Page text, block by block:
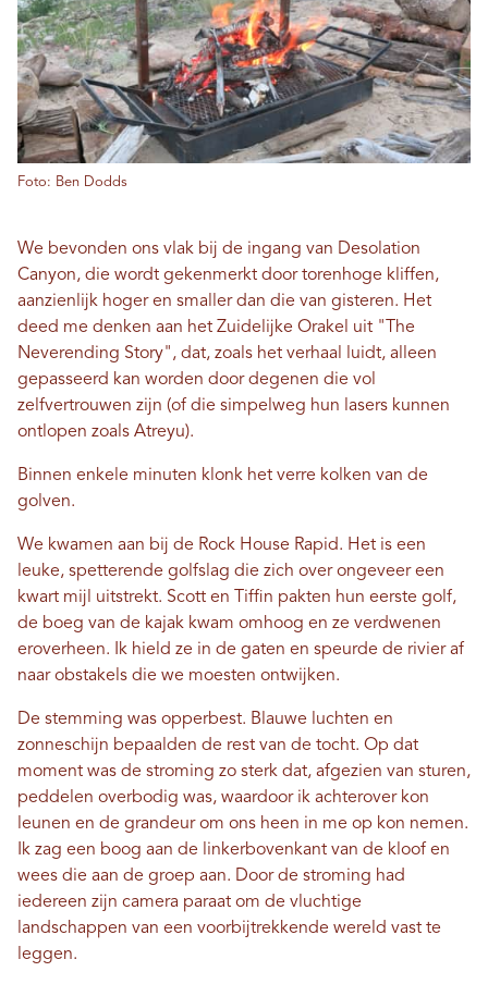
Foto: Ben Dodds
We bevonden ons vlak bij de ingang van Desolation
Canyon, die wordt gekenmerkt door torenhoge kliffen,
aanzienlijk hoger en smaller dan die van gisteren. Het
deed me denken aan het Zuidelijke Orakel uit "The
Neverending Story", dat, zoals het verhaal luidt, alleen
gepasseerd kan worden door degenen die vol
zelfvertrouwen zijn (of die simpelweg hun lasers kunnen
ontlopen zoals Atreyu).
Binnen enkele minuten klonk het verre kolken van de
golven.
We kwamen aan bij de Rock House Rapid. Het is een
leuke, spetterende golfslag die zich over ongeveer een
kwart mijl uitstrekt. Scott en Tiffin pakten hun eerste golf,
de boeg van de kajak kwam omhoog en ze verdwenen
eroverheen. Ik hield ze in de gaten en speurde de rivier af
naar obstakels die we moesten ontwijken.
De stemming was opperbest. Blauwe luchten en
zonneschijn bepaalden de rest van de tocht. Op dat
moment was de stroming zo sterk dat, afgezien van sturen,
peddelen overbodig was, waardoor ik achterover kon
leunen en de grandeur om ons heen in me op kon nemen.
Ik zag een boog aan de linkerbovenkant van de kloof en
wees die aan de groep aan. Door de stroming had
iedereen zijn camera paraat om de vluchtige
landschappen van een voorbijtrekkende wereld vast te
leggen.